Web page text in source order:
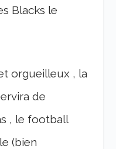
Blacks le
orgueilleux , la
de
, le football
(bien